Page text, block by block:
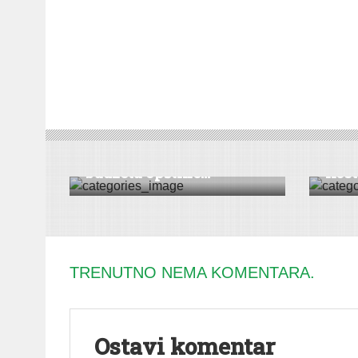
VESTI|INĐIJA
budzeta opštine...
TRENUTNO NEMA KOMENTARA.
Ostavi komentar